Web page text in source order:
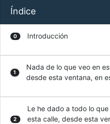
Índice
0 Introducción
1
Nada de lo que veo en
desde esta ventana, en
2
Le he dado a todo lo
esta calle, desde esta